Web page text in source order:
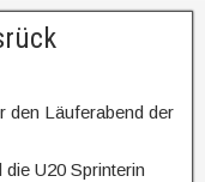
den Läuferabend der
U20 Sprinterin